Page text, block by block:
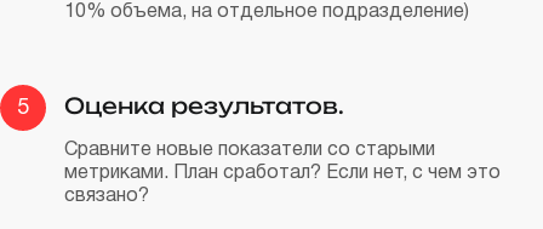
10% объема, на отдельное подразделение)
5 Оценка результатов.
Сравните новые показатели со старыми
метриками. План сработал? Если нет, с чем это
связано?